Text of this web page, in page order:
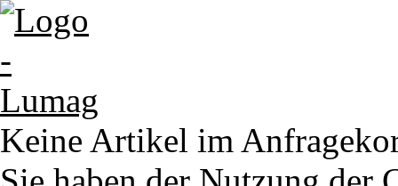
Keine Artikel im